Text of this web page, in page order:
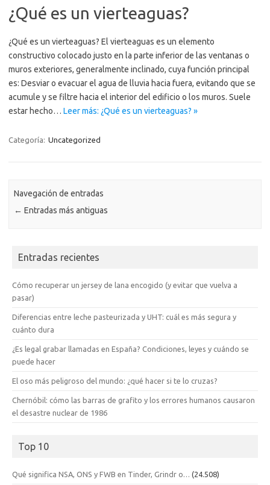
¿Qué es un vierteaguas?
¿Qué es un vierteaguas? El vierteaguas es un elemento
constructivo colocado justo en la parte inferior de las ventanas o
muros exteriores, generalmente inclinado, cuya función principal
es: Desviar o evacuar el agua de lluvia hacia fuera, evitando que se
acumule y se filtre hacia el interior del edificio o los muros. Suele
estar hecho… Leer más: ¿Qué es un vierteaguas? »
Categoría: Uncategorized
Navegación de entradas
← Entradas más antiguas
Entradas recientes
Cómo recuperar un jersey de lana encogido (y evitar que vuelva a
pasar)
Diferencias entre leche pasteurizada y UHT: cuál es más segura y
cuánto dura
¿Es legal grabar llamadas en España? Condiciones, leyes y cuándo se
puede hacer
El oso más peligroso del mundo: ¿qué hacer si te lo cruzas?
Chernóbil: cómo las barras de grafito y los errores humanos causaron
el desastre nuclear de 1986
Top 10
Qué significa NSA, ONS y FWB en Tinder, Grindr o… (24.508)